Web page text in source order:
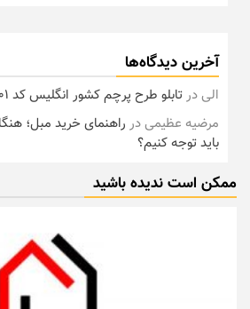
آخرین دیدگاه‌ها
الیدرتابلو طرح پرچم کشور انگلیس کد t1001
مرضیه عظیمیدر راهنمای خرید مبل؛
باید توجه کنیم؟
ممکن است ندیده باشید